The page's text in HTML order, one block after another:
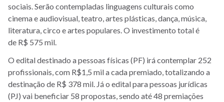
sociais. Serão contempladas linguagens culturais como
cinema e audiovisual, teatro, artes plásticas, dança, música,
literatura, circo e artes populares. O investimento total é
de R$ 575 mil.
O edital destinado a pessoas físicas (PF) irá contemplar 252
profissionais, com R$1,5 mil a cada premiado, totalizando a
destinação de R$ 378 mil. Já o edital para pessoas jurídicas
(PJ) vai beneficiar 58 propostas, sendo até 48 premiações